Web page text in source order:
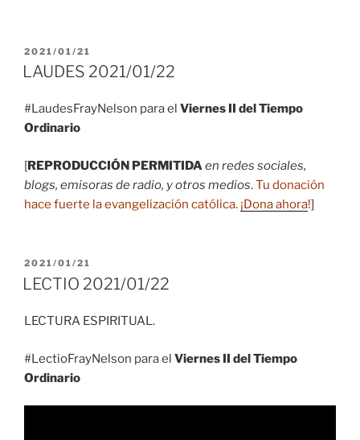
PUBLICADO
EL
2021/01/21
LAUDES 2021/01/22
#LaudesFrayNelson para el Viernes II del Tiempo
Ordinario
[REPRODUCCIÓN PERMITIDAen redes sociales,
blogs, emisoras de radio, y otros medios.Tu donación
hace fuerte la evangelización católica. ¡Dona ahora!]
PUBLICADO
EL
2021/01/21
LECTIO 2021/01/22
LECTURA ESPIRITUAL.
#LectioFrayNelson para el Viernes II del Tiempo
Ordinario